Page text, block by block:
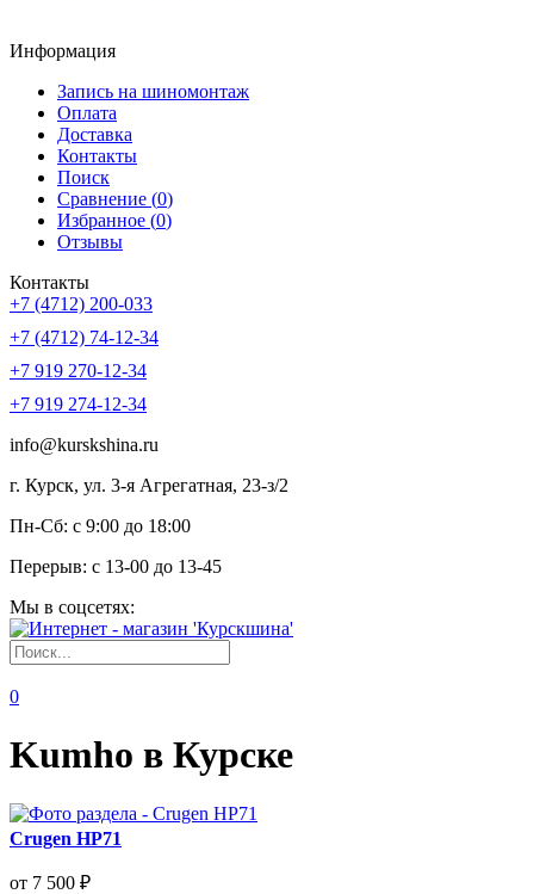
Информация
Запись на шиномонтаж
Оплата
Доставка
Контакты
Поиск
Сравнение (0)
Избранное (0)
Отзывы
Контакты
+7 (4712) 200-033
+7 (4712) 74-12-34
+7 919 270-12-34
+7 919 274-12-34
info@kurskshina.ru
г. Курск, ул. 3-я Агрегатная, 23-з/2
Пн-Сб: с 9:00 до 18:00
Перерыв: с 13-00 до 13-45
Мы в соцсетях:
0
Kumho в Курске
Crugen HP71
от 7 500 ₽